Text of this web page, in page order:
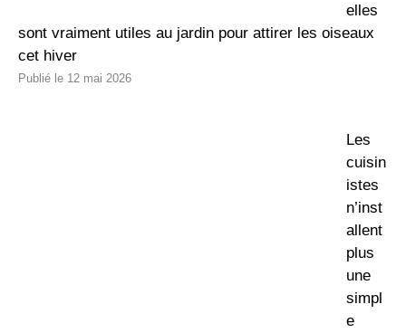
elles
sont vraiment utiles au jardin pour attirer les oiseaux
cet hiver
12 mai 2026
Les
cuisin
istes
n’inst
allent
plus
une
simpl
e